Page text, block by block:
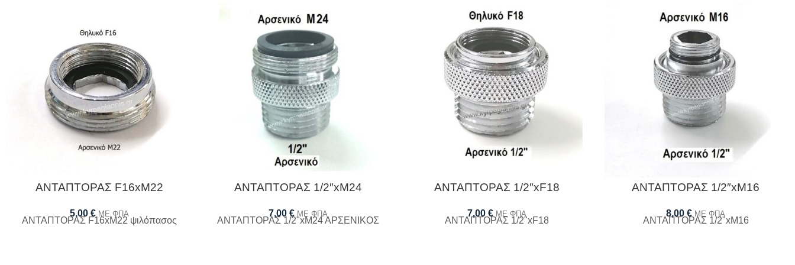
ΑΝΤΑΠΤΟΡΑΣ F16xM22
5,00 € ΜΕ ΦΠΑ
ΑΝΤΑΠΤΟΡΑΣ F16xM22 ψιλόπασος
ΑΝΤΑΠΤΟΡΑΣ 1/2″xΜ24
7,00 € ΜΕ ΦΠΑ
ΑΝΤΑΠΤΟΡΑΣ 1/2"xΜ24 ΑΡΣΕΝΙΚΟΣ
ΑΝΤΑΠΤΟΡΑΣ 1/2″xF18
7,00 € ΜΕ ΦΠΑ
ΑΝΤΑΠΤΟΡΑΣ 1/2"xF18
ΑΝΤΑΠΤΟΡΑΣ 1/2″xΜ16
8,00 € ΜΕ ΦΠΑ
ΑΝΤΑΠΤΟΡΑΣ 1/2"xΜ16